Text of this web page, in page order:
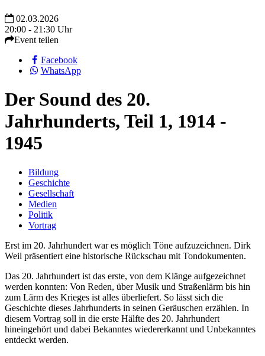
02.03.2026
20:00 - 21:30 Uhr
Event teilen
Facebook
WhatsApp
Der Sound des 20.
Jahrhunderts, Teil 1, 1914 -
1945
Bildung
Geschichte
Gesellschaft
Medien
Politik
Vortrag
Erst im 20. Jahrhundert war es möglich Töne aufzuzeichnen. Dirk
Weil präsentiert eine historische Rückschau mit Tondokumenten.
Das 20. Jahrhundert ist das erste, von dem Klänge aufgezeichnet
werden konnten: Von Reden, über Musik und Straßenlärm bis hin
zum Lärm des Krieges ist alles überliefert. So lässt sich die
Geschichte dieses Jahrhunderts in seinen Geräuschen erzählen. In
diesem Vortrag soll in die erste Hälfte des 20. Jahrhundert
hineingehört und dabei Bekanntes wiedererkannt und Unbekanntes
entdeckt werden.